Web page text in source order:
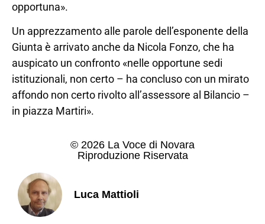
opportuna».
Un apprezzamento alle parole dell’esponente della
Giunta è arrivato anche da Nicola Fonzo, che ha
auspicato un confronto «nelle opportune sedi
istituzionali, non certo – ha concluso con un mirato
affondo non certo rivolto all’assessore al Bilancio –
in piazza Martiri».
© 2026 La Voce di Novara
Riproduzione Riservata
Luca Mattioli